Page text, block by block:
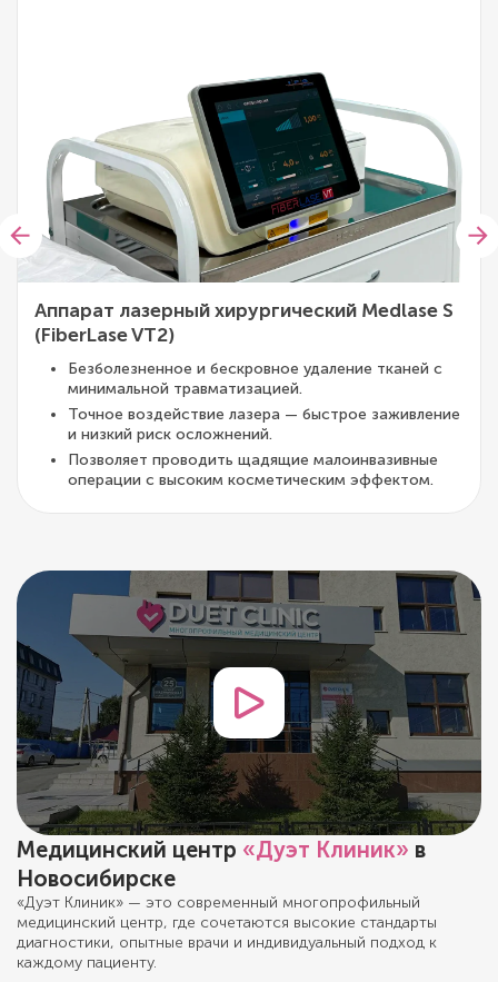
Аппарат лазерный хирургический Medlase S
(FiberLase VT2)
Безболезненное и бескровное удаление тканей с
минимальной травматизацией.
Точное воздействие лазера — быстрое заживление
и низкий риск осложнений.
Позволяет проводить щадящие малоинвазивные
операции с высоким косметическим эффектом.
Медицинский центр «Дуэт Клиник» в
Новосибирске
«Дуэт Клиник» — это современный многопрофильный
медицинский центр, где сочетаются высокие стандарты
диагностики, опытные врачи и индивидуальный подход к
каждому пациенту.